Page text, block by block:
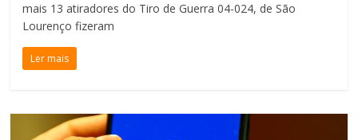
mais 13 atiradores do Tiro de Guerra 04-024, de São
Lourenço fizeram
Ler mais